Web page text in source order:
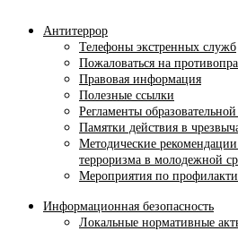
Антитеррор
Телефоны экстренных служб
Пожаловаться на
Правовая информация
Полезные ссылки
Регламенты
Памятки действия в
Методические
терроризма в молодежной
Мероприятия по
Информационная безопасность
Локальные нормативные